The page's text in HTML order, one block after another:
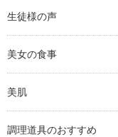
生徒様の声
美女の食事
美肌
調理道具のおすすめ